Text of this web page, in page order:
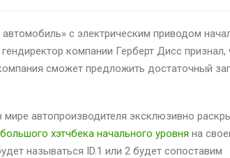
с электрическим приводом
компании Герберт Дисс признал,
сможет предложить достаточный
автопроизводителя эксклюзивно
хэтчбека начального уровня на
называться ID.1 или 2 будет сопоставим